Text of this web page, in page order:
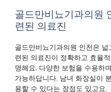
골드만비뇨기과의원
련된 의료진
골드만비뇨기과의원 인천은
련된 의료진이 정확하고 효율
명해요. 다양한 보험을 수용하
가능하답니다. 남녀 화장실이
용할 수 있다는 장점도 있고요.